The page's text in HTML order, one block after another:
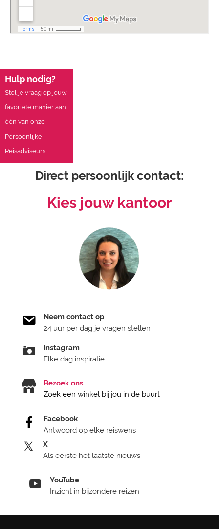
Hulp nodig?
Stel je vraag op jouw
favoriete manier aan
één van onze
Persoonlijke
Reisadviseurs.
Direct persoonlijk contact:
Kies jouw kantoor
Neem contact op
24 uur per dag je vragen stellen
Instagram
Elke dag inspiratie
Bezoek ons
Zoek een winkel bij jou in de buurt
Facebook
Antwoord op elke reiswens
X
Als eerste het laatste nieuws
YouTube
Inzicht in bijzondere reizen